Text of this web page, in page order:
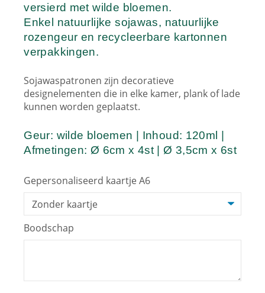
versierd met wilde bloemen.
Enkel natuurlijke sojawas, natuurlijke
rozengeur en recycleerbare kartonnen
verpakkingen.
Sojawaspatronen zijn decoratieve
designelementen die in elke kamer, plank of lade
kunnen worden geplaatst.
Geur: wilde bloemen | Inhoud: 120ml |
Afmetingen: Ø 6cm x 4st | Ø 3,5cm x 6st
Gepersonaliseerd kaartje A6
Boodschap